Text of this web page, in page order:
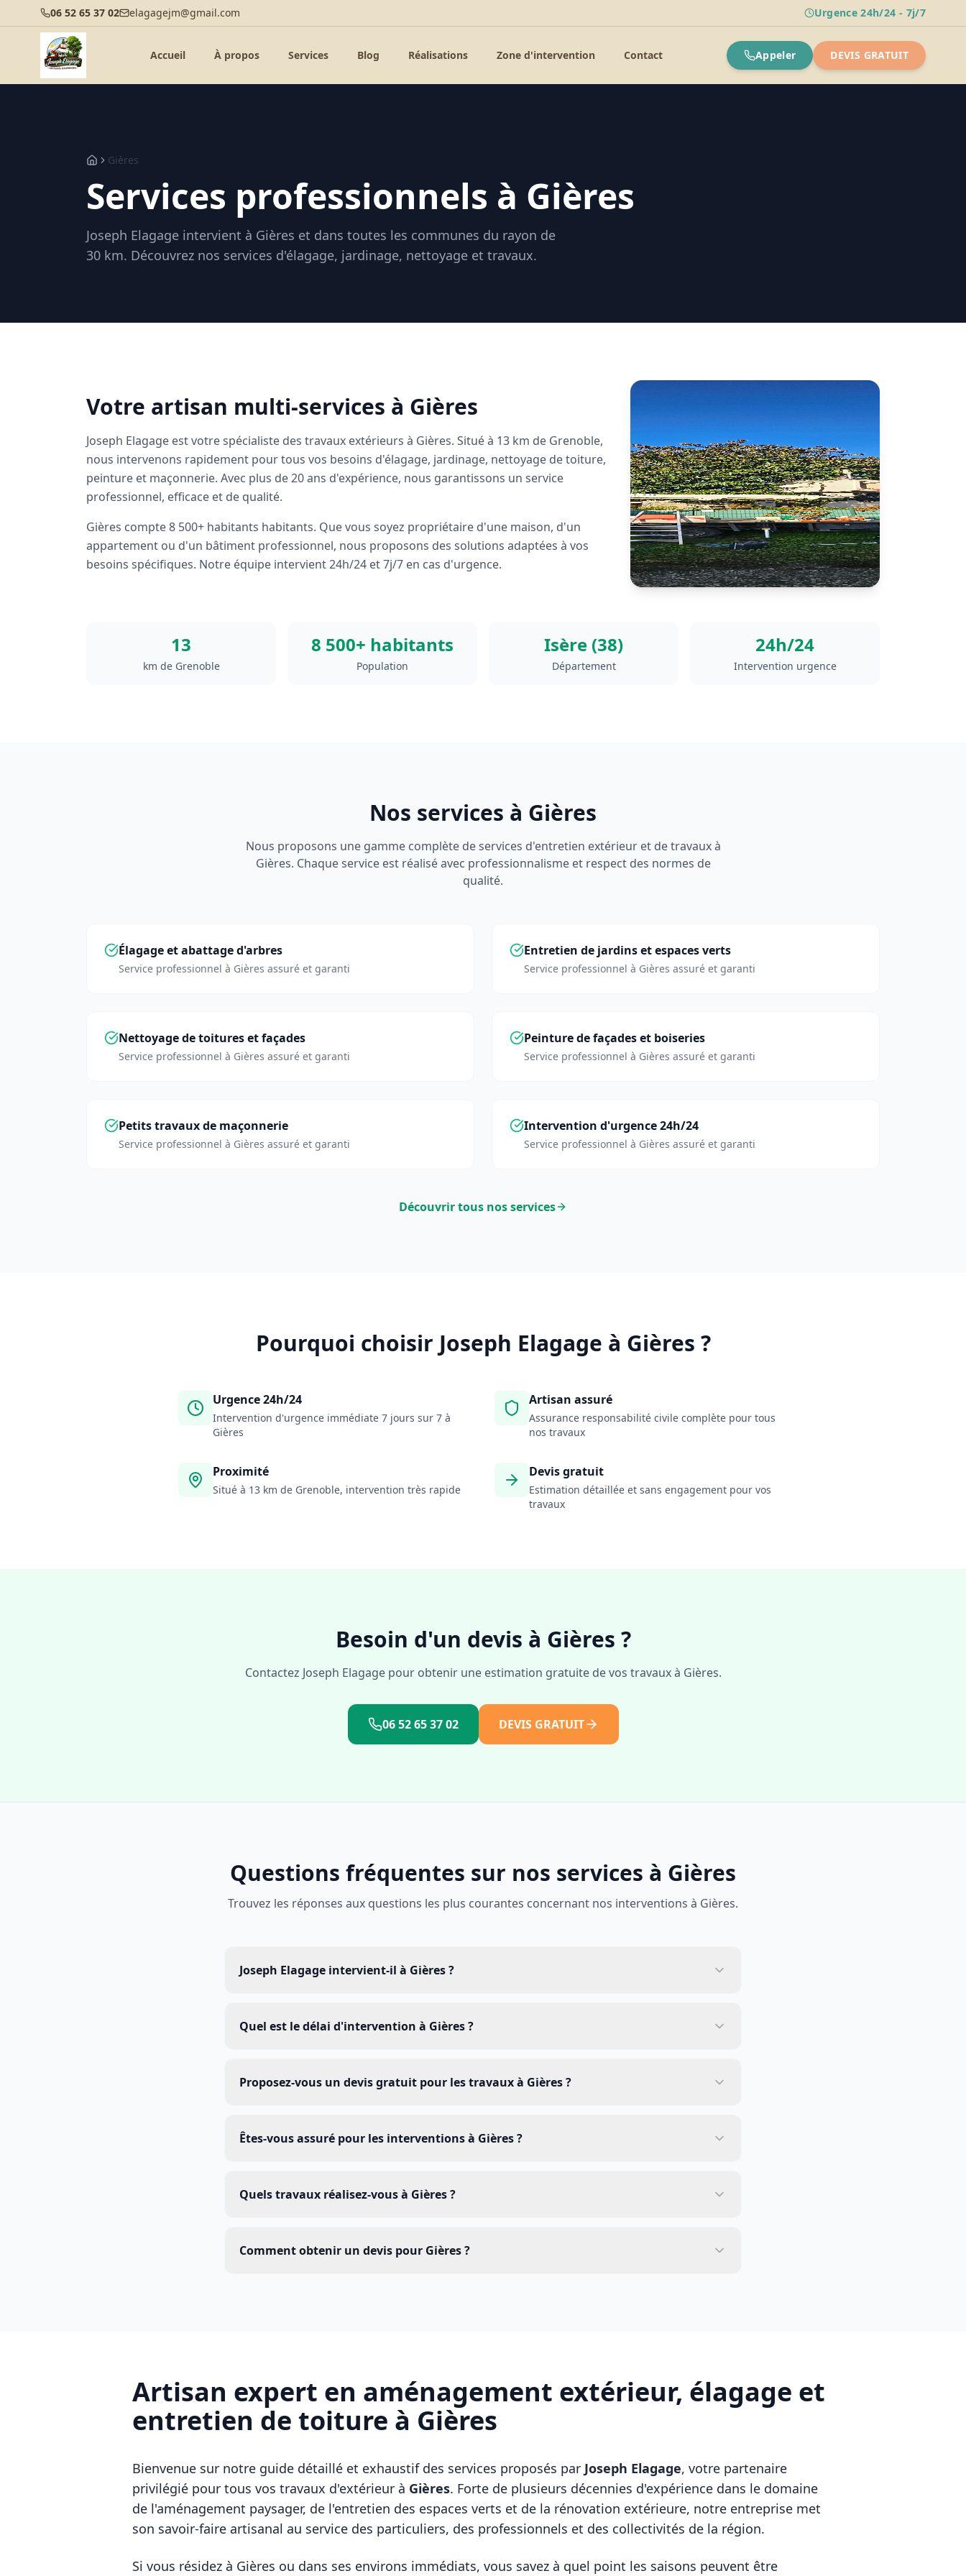
06 52 65 37 02 elagagejm@gmail.com Urgence 24h/24 - 7j/7
Accueil À propos Services Blog Réalisations Zone d'intervention Contact Appeler DEVIS GRATUIT
Gières
Services professionnels à Gières
Joseph Elagage intervient à Gières et dans toutes les communes du rayon de
30 km. Découvrez nos services d'élagage, jardinage, nettoyage et travaux.
Votre artisan multi-services à Gières
Joseph Elagage est votre spécialiste des travaux extérieurs à Gières. Situé à 13 km de Grenoble,
nous intervenons rapidement pour tous vos besoins d'élagage, jardinage, nettoyage de toiture,
peinture et maçonnerie. Avec plus de 20 ans d'expérience, nous garantissons un service
professionnel, efficace et de qualité.
Gières compte8 500+ habitants habitants. Que vous soyez propriétaire d'une maison, d'un
appartement ou d'un bâtiment professionnel, nous proposons des solutions adaptées à vos
besoins spécifiques. Notre équipe intervient 24h/24 et 7j/7 en cas d'urgence.
13
km de Grenoble
8 500+ habitants
Population
Isère (38)
Département
24h/24
Intervention urgence
Nos services à Gières
Nous proposons une gamme complète de services d'entretien extérieur et de travaux à
Gières. Chaque service est réalisé avec professionnalisme et respect des normes de
qualité.
Élagage et abattage d'arbres
Service professionnel à Gières assuré et garanti
Entretien de jardins et espaces verts
Service professionnel à Gières assuré et garanti
Nettoyage de toitures et façades
Service professionnel à Gières assuré et garanti
Peinture de façades et boiseries
Service professionnel à Gières assuré et garanti
Petits travaux de maçonnerie
Service professionnel à Gières assuré et garanti
Intervention d'urgence 24h/24
Service professionnel à Gières assuré et garanti
Découvrir tous nos services
Pourquoi choisir Joseph Elagage à Gières ?
Urgence 24h/24
Intervention d'urgence immédiate 7 jours sur 7 à
Gières
Artisan assuré
Assurance responsabilité civile complète pour tous
nos travaux
Proximité
Situé à 13 km de Grenoble, intervention très rapide
Devis gratuit
Estimation détaillée et sans engagement pour vos
travaux
Besoin d'un devis à Gières ?
Contactez Joseph Elagage pour obtenir une estimation gratuite de vos travaux à Gières.
06 52 65 37 02 DEVIS GRATUIT
Questions fréquentes sur nos services à Gières
Trouvez les réponses aux questions les plus courantes concernant nos interventions à Gières.
Joseph Elagage intervient-il à Gières ?
Quel est le délai d'intervention à Gières ?
Proposez-vous un devis gratuit pour les travaux à Gières ?
Êtes-vous assuré pour les interventions à Gières ?
Quels travaux réalisez-vous à Gières ?
Comment obtenir un devis pour Gières ?
Artisan expert en aménagement extérieur, élagage et
entretien de toiture à Gières
Bienvenue sur notre guide détaillé et exhaustif des services proposés par Joseph Elagage, votre partenaire
privilégié pour tous vos travaux d'extérieur à Gières. Forte de plusieurs décennies d'expérience dans le domaine
de l'aménagement paysager, de l'entretien des espaces verts et de la rénovation extérieure, notre entreprise met
son savoir-faire artisanal au service des particuliers, des professionnels et des collectivités de la région.
Si vous résidez à Gières ou dans ses environs immédiats, vous savez à quel point les saisons peuvent être